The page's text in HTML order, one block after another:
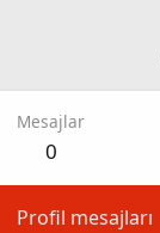
Mesajlar
0
Profil mesajları